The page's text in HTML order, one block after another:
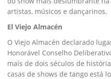
artistas, músicos e dançarinos.
El Viejo Almacén
O Viejo Almacén declarado
Honorável Conselho
mais de dois séculos de
casas de shows de tango está